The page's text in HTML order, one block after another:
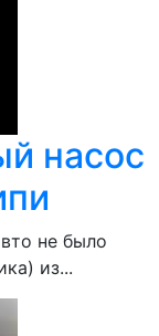
насос
не было
из...